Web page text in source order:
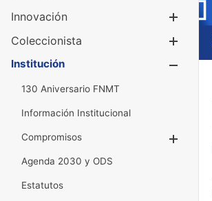
Innovación
Coleccionista
Institución
130 Aniversario FNMT
Información Institucional
Compromisos
Agenda 2030 y ODS
Estatutos